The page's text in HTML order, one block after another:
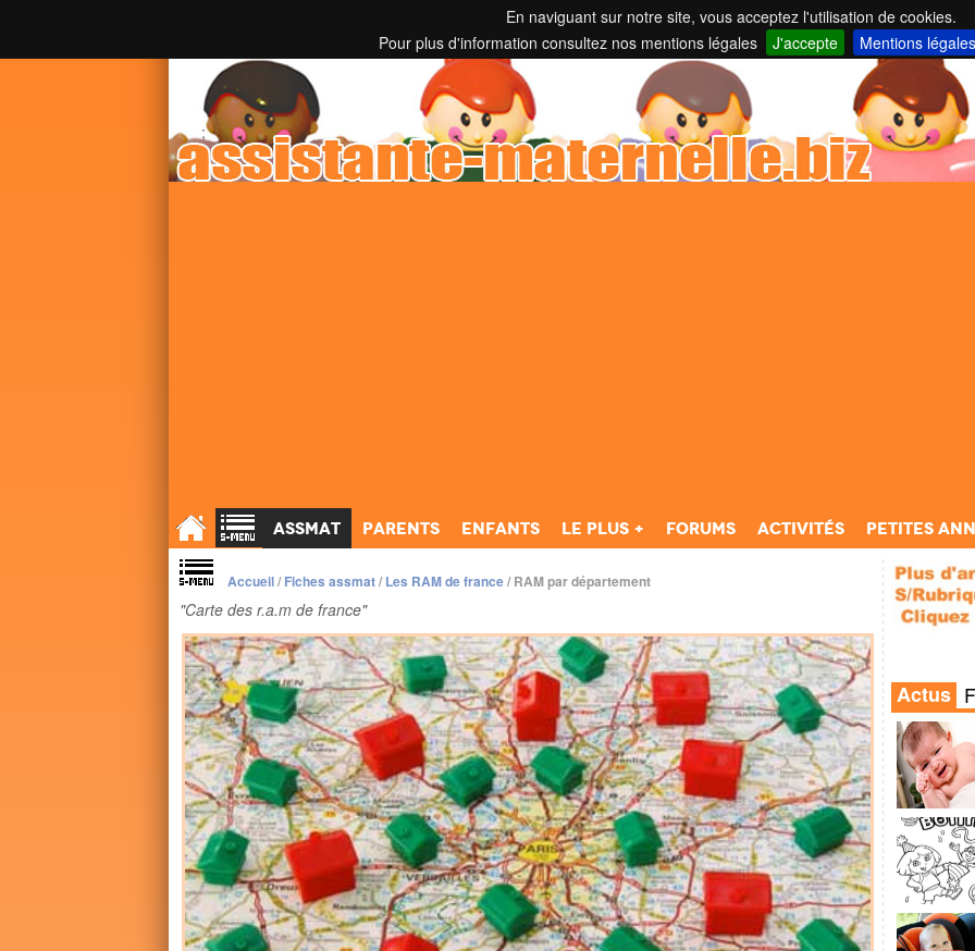
En naviguant sur notre site, vous acceptez l'utilisation de cookies.
Pour plus d'information consultez nos mentions légales
J'accepte Mentions
Toutes les informations sur les assistantes maternelles et parents employeurs ...
;
Assmat Parents Enfants Le Plus + Forums Activités Petites
Accueil/Fiches assmat/Les RAM de france/RAM par département
"Carte des r.a.m de france"
Actus